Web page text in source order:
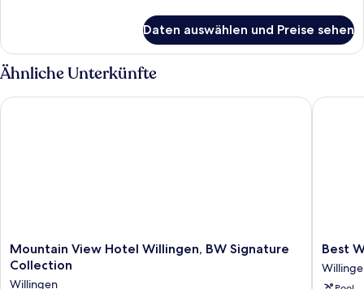
1
Schlafzimmer
Daten auswählen und Preise sehen
Ähnliche Unterkünfte
Mountain
View
Mountain View Hotel Willingen, BW Signature
Collection
Willingen
Mountain View Hotel Willingen, BW Signature Collection
Best
Western
Plus
Best
Best